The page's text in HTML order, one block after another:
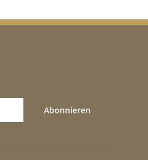
Abonnieren